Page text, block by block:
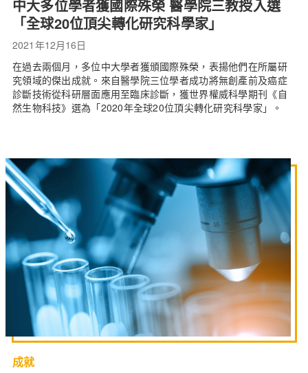
中大多位學者獲國際殊榮 醫學院三教授入選
「全球20位頂尖轉化研究科學家」
2021年12月16日
在過去兩個月，多位中大學者獲頒國際殊榮，表揚他們在所屬研
究領域的傑出成就。來自醫學院三位學者成功將無創產前及癌症
診斷技術從科研層面應用至臨床診斷，獲世界權威科學期刊《自
然生物科技》選為「2020年全球20位頂尖轉化研究科學家」。
成就